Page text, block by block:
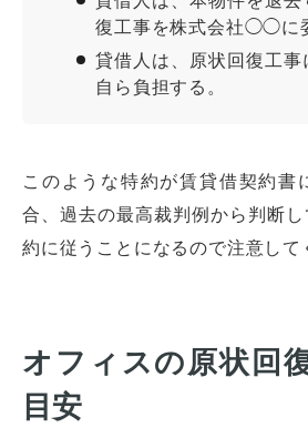
復工事を株式会社◯◯に
貸借人は、原状回復工
自ら負担する。
このような特約が賃貸借契約書
合、過去の最高裁判例から判断
約に従うことになるので注意して
オフィスの原状回
目安